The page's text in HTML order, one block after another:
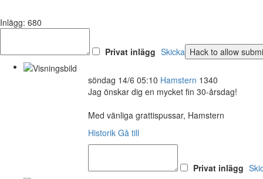
Inlägg: 680
Privat inlägg Skicka
söndag 14/6 05:10 Hamstern 1340
Jag önskar dig en mycket fin 30-årsdag!
Med vänliga grattispussar, Hamstern
Historik Gå till
Privat inlägg